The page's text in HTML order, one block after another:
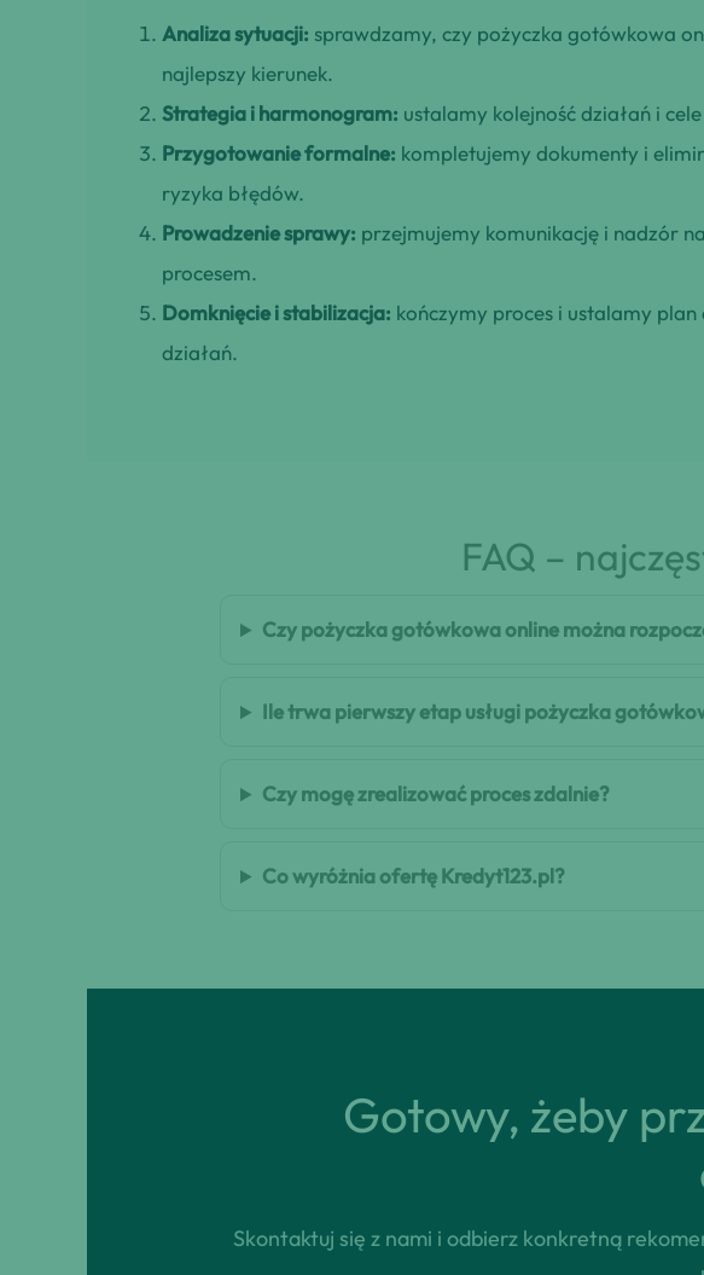
Analiza sytuacji: sprawdzamy, czy pożyczka gotówkowa
najlepszy kierunek.
Strategia i harmonogram: ustalamy kolejność działań i
Przygotowanie formalne: kompletujemy dokumenty i
ryzyka błędów.
Prowadzenie sprawy: przejmujemy komunikację i nadzór
procesem.
Domknięcie i stabilizacja: kończymy proces i ustalamy plan
działań.
FAQ –
Czy pożyczka gotówkowa online można
Ile trwa pierwszy etap usługi pożyczka
Czy mogę zrealizować proces zdalnie?
Co wyróżnia ofertę Kredyt123.pl?
Gotowy, żeby
Skontaktuj się z nami i odbierz konkretną